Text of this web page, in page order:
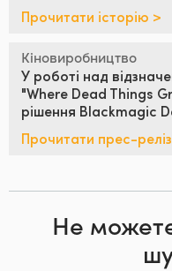
Прочитати історію >
Кіновиробництво
У роботі над
"Where Dead Things
рішення Blackmagic
Прочитати прес-
Не